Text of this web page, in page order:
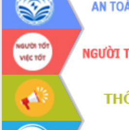
tại Trung tâm Phục vụ hành chính
công tỉnh
Đắk Lắk: Tôn vinh 46 giải pháp tại Hội
thi Sáng tạo Kỹ thuật 2024 - 2025
Đắk Lắk rà soát, điều chỉnh Đề án 190
về phát triển nuôi trồng thủy sản
Phó Chủ tịch UBND tỉnh Đắk Lắk
Trương Công Thái kiểm tra thực địa
Dự án cao tốc Khánh Hòa - Buôn Ma
Thuột
Định vị cà phê Việt Nam như một “di
sản sống” trong dòng chảy toàn cầu